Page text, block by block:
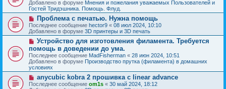
е
н
и
е
о
о
б
щ
е
н
и
е
о
е
о
о
б
щ
е
н
и
е
Добавлено в форуме Мнения и пожелания уважаемых Пользователей и
Гостей Тридэшника. Помощь. Флуд.
Н
о
в
о
е
с
о
о
б
щ
е
н
Проблема с печатью. Нужна помощь
Последнее сообщение hector9 « 08 июл 2024, 10:10
Добавлено в форуме 3D принтеры и 3D печать
Н
в
о
е
с
о
о
б
Устройство для изготовления филамента. Требуется
помощь в доведении до ума.
Последнее сообщение MadFisherman « 28 июн 2024, 10:51
Добавлено в форуме Производство прутка (филамента) в домашних
условиях
Н
о
в
anycubic kobra 2 прошивка с linear advance
Последнее сообщение om1s « 30 май 2024, 18:12